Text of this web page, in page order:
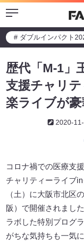
Menu
# ダブルインパクト
歴代「M-1」
支援チャリ
楽ライブが
2020-
コロナ禍での医療支
チャリティーライブ
（土）に大阪市北区
阪）で開催されまし
ラボした特別プログ
がちな気持ちも一気